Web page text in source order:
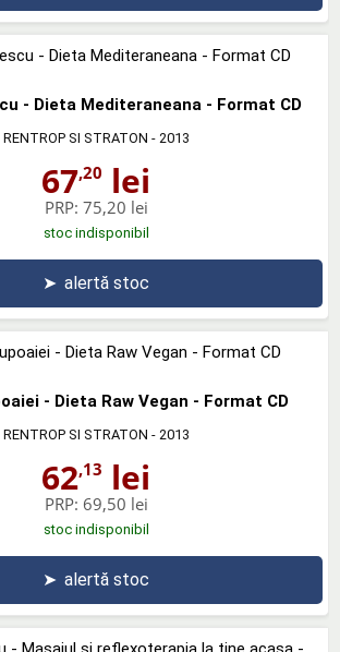
- Dieta Mediteraneana - Format CD
RENTROP SI STRATON - 2013
67,20 lei
PRP: 75,20 lei
stoc indisponibil
➤ alertă stoc
- Dieta Raw Vegan - Format CD
RENTROP SI STRATON - 2013
62,13 lei
PRP: 69,50 lei
stoc indisponibil
➤ alertă stoc